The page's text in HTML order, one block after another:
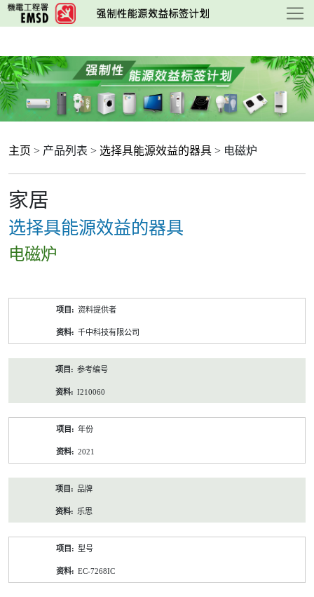
跳
至
要
内
容
主页 > 产品列表 > 选择具能源效益的器具 > 电磁炉
家居
选择具能源效益的器具
电磁炉
资料提供者
千中科技有限公司
参考编号
I210060
年份
2021
品牌
乐思
型号
EC-7268IC